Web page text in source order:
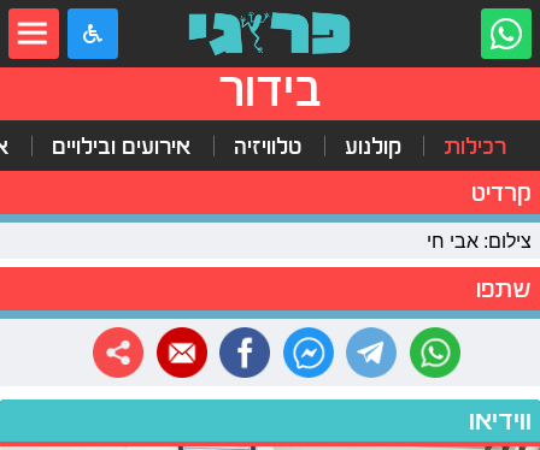
בידור
רכילות קולנוע טלוויזיה אירועים ובילויים
קרדיט
צילום: אבי חי
שתפו
ווידיאו